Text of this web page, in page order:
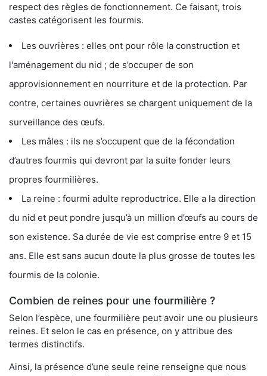
respect des règles de fonctionnement. Ce faisant, trois
castes catégorisent les fourmis.
Les ouvrières : elles ont pour rôle la construction et
l'aménagement du nid ; de s’occuper de son
approvisionnement en nourriture et de la protection. Par
contre, certaines ouvrières se chargent uniquement de la
surveillance des œufs.
Les mâles : ils ne s’occupent que de la fécondation
d’autres fourmis qui devront par la suite fonder leurs
propres fourmilières.
La reine : fourmi adulte reproductrice. Elle a la direction
du nid et peut pondre jusqu’à un million d’œufs au cours de
son existence. Sa durée de vie est comprise entre 9 et 15
ans. Elle est sans aucun doute la plus grosse de toutes les
fourmis de la colonie.
Combien de reines pour une fourmilière ?
Selon l’espèce, une fourmilière peut avoir une ou plusieurs
reines. Et selon le cas en présence, on y attribue des
termes distinctifs.
Ainsi, la présence d’une seule reine renseigne que nous